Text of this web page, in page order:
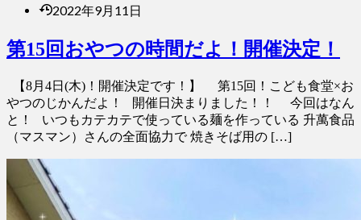
2022年9月11日
第15回おやつの時間だよ！開催決定！
【8月4日(木)！開催決定です！】 第15回！こども食堂×お
やつのじかんだよ！ 開催日決まりました！！ 今回はなん
と！ いつもカテカテで使っている麺を作っている 升萬食品
（マスマン）さんの全面協力で 焼きそば用の […]